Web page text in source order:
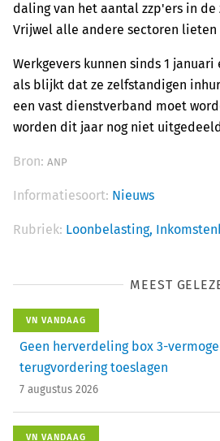
daling van het aantal zzp'ers in de
Vrijwel alle andere sectoren
Werkgevers kunnen sinds 1
als blijkt dat ze zelfstandigen
een vast dienstverband moet
worden dit jaar nog niet
Bron: ANP
Informatiesoort: Nieuws
Rubriek: Loonbelasting,
MEEST
VN VANDAAG
Geen herverdeling box 3-
terugvordering toeslagen
7 augustus 2026
VN VANDAAG